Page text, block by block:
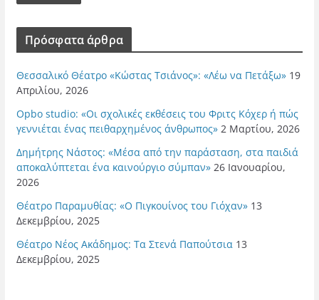
Πρόσφατα άρθρα
Θεσσαλικό Θέατρο «Κώστας Τσιάνος»: «Λέω να Πετάξω» 19
Απριλίου, 2026
Opbo studio: «Οι σχολικές εκθέσεις του Φριτς Κόχερ ή πώς
γεννιέται ένας πειθαρχημένος άνθρωπος» 2 Μαρτίου, 2026
Δημήτρης Νάστος: «Μέσα από την παράσταση, στα παιδιά
αποκαλύπτεται ένα καινούργιο σύμπαν» 26 Ιανουαρίου,
2026
Θέατρο Παραμυθίας: «Ο Πιγκουίνος του Γιόχαν» 13
Δεκεμβρίου, 2025
Θέατρο Νέος Ακάδημος: Τα Στενά Παπούτσια 13
Δεκεμβρίου, 2025